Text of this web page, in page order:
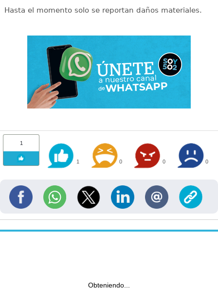
Hasta el momento solo se reportan daños materiales.
1
1 0 0 0
Obteniendo...